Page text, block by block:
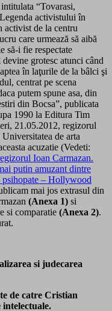
“Tovarasi,
activistului în
activist de la centru
care urmează să aibă
să-i fie respectate
grotesc atunci când
în laţurile de la bâlci şi
centrat pe scena
putem spune asa, din
din Bocsa”, publicata
1990 la Editura Tim
21.05.2012, regizorul
de arta
acuzatie (Vedeti:
Ioan Carmazan.
putin amuzant dintre
psihopate – Hollywood
mai jos extrasul din
(Anexa 1) si
si comparatie (Anexa 2).
si judecarea
de catre Cristian